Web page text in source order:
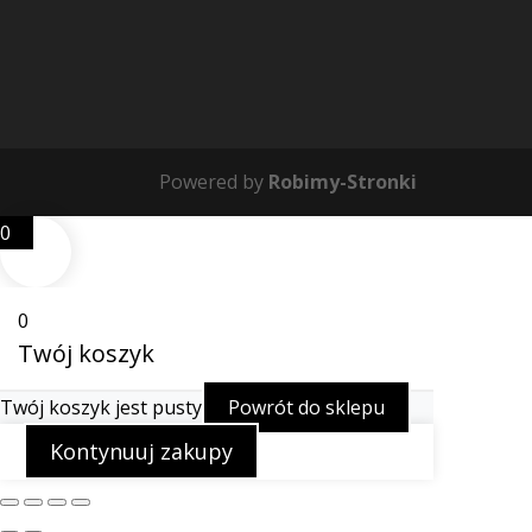
Powered by Robimy-Stronki
0
0
Twój koszyk
Twój koszyk jest pusty Powrót do sklepu
Kontynuuj zakupy